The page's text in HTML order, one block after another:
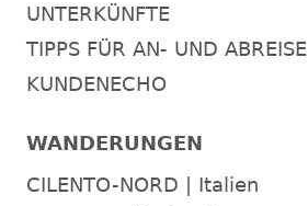
UNTERKÜNFTE
TIPPS FÜR AN- UND ABREISE
KUNDENECHO
WANDERUNGEN
CILENTO-NORD | Italien